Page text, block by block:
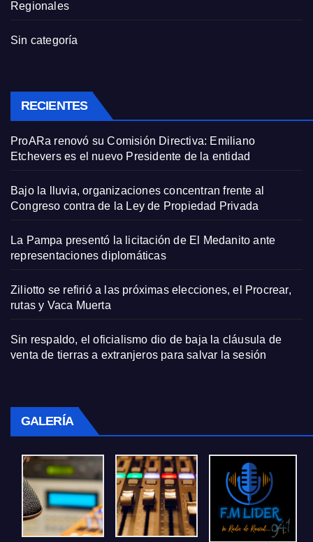
Regionales
Sin categoría
RECIENTES
ProARa renovó su Comisión Directiva: Emiliano
Etchevers es el nuevo Presidente de la entidad
Bajo la lluvia, organizaciones concentran frente al
Congreso contra de la Ley de Propiedad Privada
La Pampa presentó la licitación de El Medanito ante
representaciones diplomáticas
Ziliotto se refirió a las próximas elecciones, el Procrear,
rutas y Vaca Muerta
Sin respaldo, el oficialismo dio de baja la cláusula de
venta de tierras a extranjeros para salvar la sesión
GALERÍA